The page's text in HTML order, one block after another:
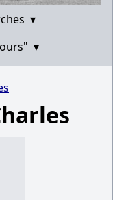
▾
▾